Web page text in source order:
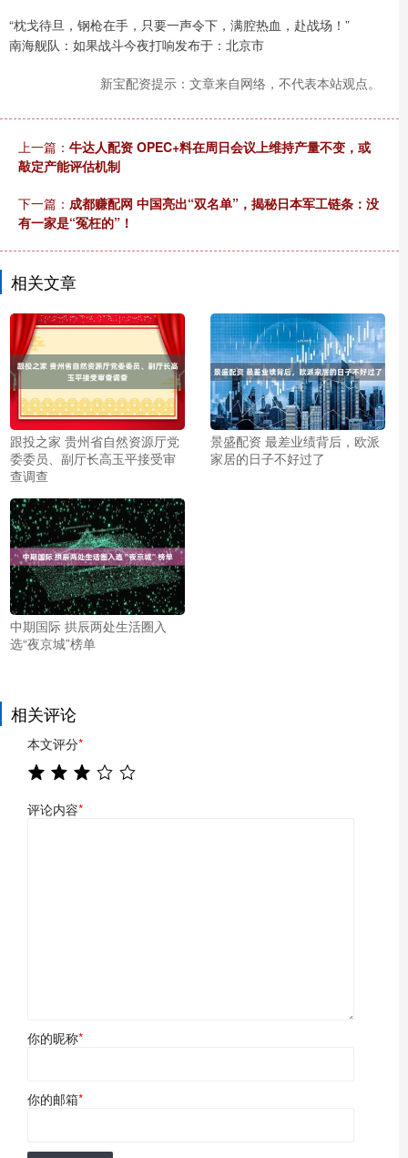
“枕戈待旦，钢枪在手，只要一声令下，满腔热血，赴战场！”
南海舰队：如果战斗今夜打响发布于：北京市
新宝配资提示：文章来自网络，不代表本站观点。
上一篇： 牛达人配资 OPEC+料在周日会议上维持产量不变，或
敲定产能评估机制
下一篇： 成都赚配网 中国亮出“双名单”，揭秘日本军工链条：没
有一家是“冤枉的”！
相关文章
跟投之家 贵州省自然资源厅党
委委员、副厅长高玉平接受审
查调查
景盛配资 最差业绩背后，欧派
家居的日子不好过了
中期国际 拱辰两处生活圈入
选“夜京城”榜单
相关评论
本文评分*
评论内容*
你的昵称*
你的邮箱*